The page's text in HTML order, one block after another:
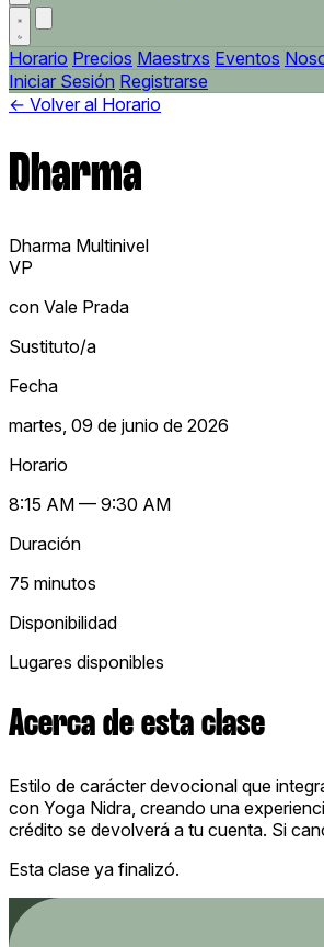
Horario Precios Maestrxs Eventos
Iniciar Sesión Registrarse
← Volver al Horario
Dharma
Dharma Multinivel
VP
con Vale Prada
Sustituto/a
Fecha
martes, 09 de junio de 2026
Horario
8:15 AM — 9:30 AM
Duración
75 minutos
Disponibilidad
Lugares disponibles
Acerca de esta clase
Estilo de carácter devocional que
con Yoga Nidra, creando una
crédito se devolverá a tu cuenta. Si
Esta clase ya finalizó.